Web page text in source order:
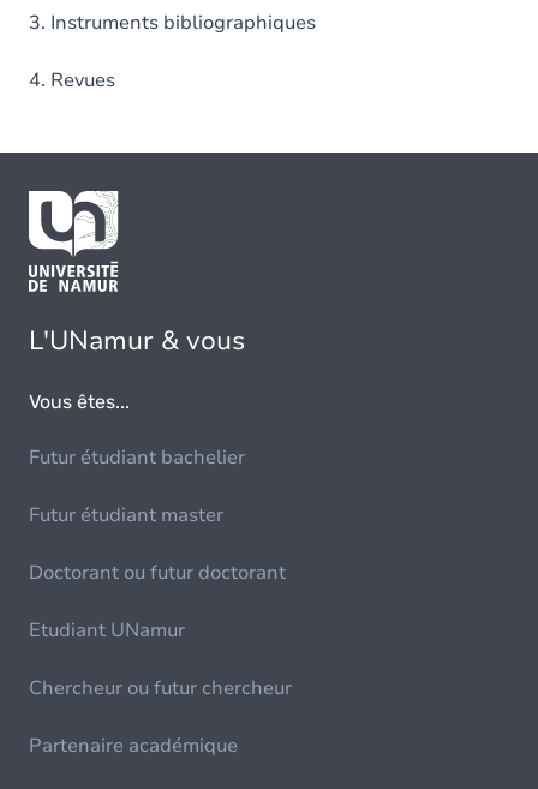
3. Instruments bibliographiques
4. Revues
L'UNamur & vous
Vous êtes...
Futur étudiant bachelier
Futur étudiant master
Doctorant ou futur doctorant
Etudiant UNamur
Chercheur ou futur chercheur
Partenaire académique